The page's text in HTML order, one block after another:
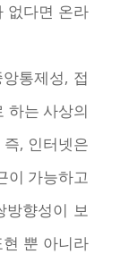
없다면 온라
통제성, 접
하는 사상의
, 인터넷은
이 가능하고
방향성이 보
뿐 아니라